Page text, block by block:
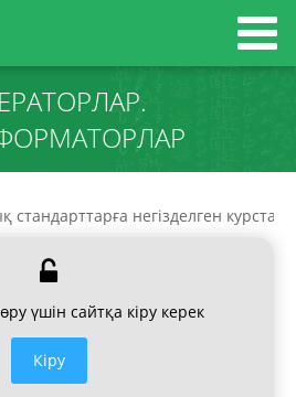
негізделген курстар
үшін сайтқа кіру керек
Кiру